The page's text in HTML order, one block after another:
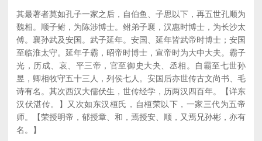
其最著者莫如孔子一家之后，自伯鱼、子思以下，再五世孔顺为
魏相。顺子鲋，为陈涉博士。鲋弟子襄，汉惠时博士，为长沙太
傅。襄孙武及安国。武子延年。安国、延年皆武帝时博士；安国
至临淮太守。延年子霸，昭帝时博士，宣帝时为大中大夫。霸子
光，历成、哀、平三帝，官至御史大夬、丞相。自霸至七世孙
昱，卿相牧守五十三人，列侯七人。安国后亦世传古文尚书、毛
诗有名。其次西汉大儒伏生，世传经学，历两汉四百年。【详东
汉伏湛传。】又次如东汉桓氏，自桓荣以下，一家三代为五帝
师。【荣授明帝，郁授章、和，焉授安、顺，又焉兄孙彬，亦有
名。】